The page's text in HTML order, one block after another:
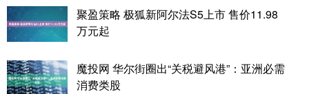
聚盈策略 极狐新阿尔法S5上市 售价11.98
万元起
魔投网 华尔街圈出“关税避风港”：亚洲必需
消费类股